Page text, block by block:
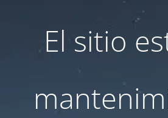
El sitio